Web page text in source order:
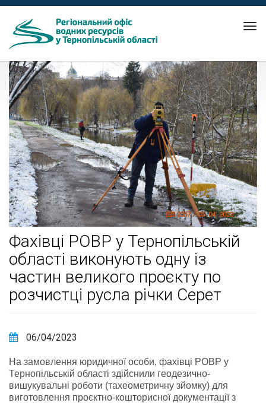
Фахівці РОВР у Тернопільській
області виконують одну із
частин великого проєкту по
розчистці русла річки Серет
06/04/2023
На замовлення юридичної особи, фахівці РОВР у
Тернопільській області здійснили геодезично-
вишукувальні роботи (тахеометричну зйомку) для
виготовлення проєктно-кошторисної документації з